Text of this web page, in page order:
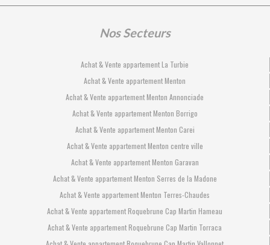
Nos Secteurs
Achat & Vente appartement La Turbie
Achat & Vente appartement Menton
Achat & Vente appartement Menton Annonciade
Achat & Vente appartement Menton Borrigo
Achat & Vente appartement Menton Carei
Achat & Vente appartement Menton centre ville
Achat & Vente appartement Menton Garavan
Achat & Vente appartement Menton Serres de la Madone
Achat & Vente appartement Menton Terres-Chaudes
Achat & Vente appartement Roquebrune Cap Martin Hameau
Achat & Vente appartement Roquebrune Cap Martin Torraca